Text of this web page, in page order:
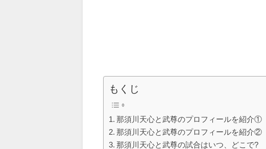
もくじ
那須川天心と武尊のプロフィールを紹介①
那須川天心と武尊のプロフィールを紹介②
那須川天心と武尊の試合はいつ、どこで?